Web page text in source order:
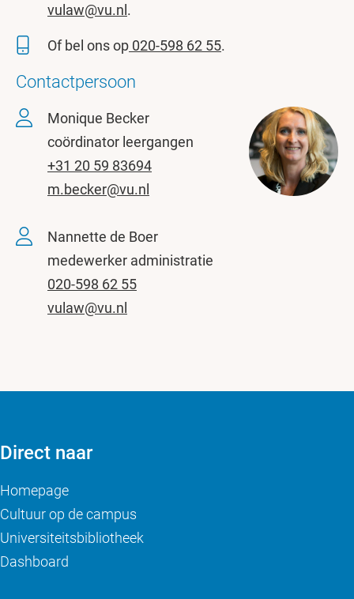
vulaw@vu.nl .
Of bel ons op 020-598 62 55.
Contactpersoon
Monique Becker
coördinator leergangen
+31 20 59 83694
m.becker@vu.nl
Nannette de Boer
medewerker administratie
020-598 62 55
vulaw@vu.nl
Direct naar
Homepage
Cultuur op de campus
Universiteitsbibliotheek
Dashboard